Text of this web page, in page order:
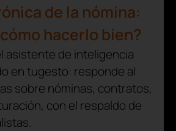
de la nómina:
hacerlo bien?
asistente de inteligencia
en tugesto: responde al
sobre nóminas, contratos,
con el respaldo de